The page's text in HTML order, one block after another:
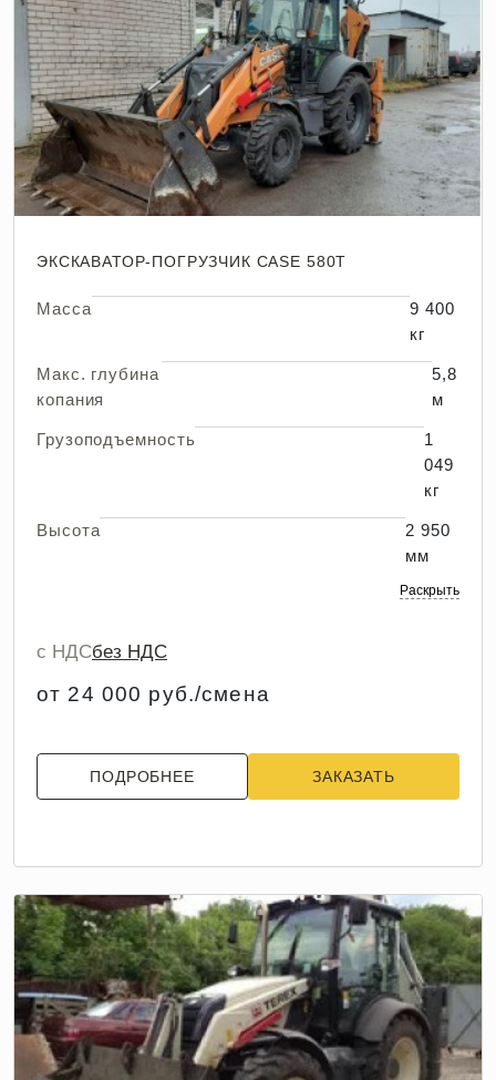
ЭКСКАВАТОР-ПОГРУЗЧИК CASE 580T
Масса
9 400
кг
Макс. глубина
копания
5,8
м
Грузоподъемность
1
049
кг
Высота
2 950
мм
Раскрыть
с НДСбез НДС
от 24 000 руб./смена
ПОДРОБНЕЕ ЗАКАЗАТЬ